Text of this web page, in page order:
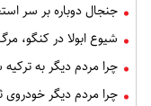
جنجال دوباره بر سر
شیوع ابولا در کنگو،
چرا مردم دیگر به
چرا مردم دیگر